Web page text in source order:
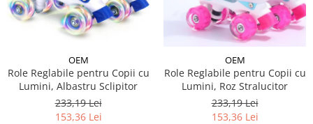
OEM
Role Reglabile pentru Copii cu
Lumini, Albastru Sclipitor
233,19 Lei
153,36 Lei
OEM
Role Reglabile pentru Copii cu
Lumini, Roz Stralucitor
233,19 Lei
153,36 Lei